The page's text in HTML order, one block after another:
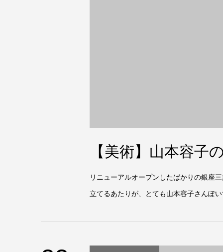
【美術】山本容
リニューアルオープンしたばかりの銀
立てるあたりが、とても山本容子さんぽ